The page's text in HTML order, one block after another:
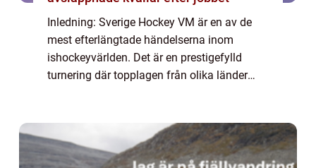
Inledning: Sverige Hockey VM är en av de
mest efterlängtade händelserna inom
ishockeyvärlden. Det är en prestigefylld
turnering där topplagen från olika länder